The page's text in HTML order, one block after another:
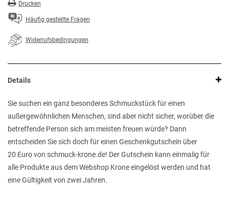
Drucken
Häufig gestellte Fragen
Widerrufsbedingungen
Details
Sie suchen ein ganz besonderes Schmuckstück für einen
außergewöhnlichen Menschen, sind aber nicht sicher, worüber die
betreffende Person sich am meisten freuen würde? Dann
entscheiden Sie sich doch für einen Geschenkgutschein über
20 Euro von schmuck-krone.de! Der Gutschein kann einmalig für
alle Produkte aus dem Webshop Krone eingelöst werden und hat
eine Gültigkeit von zwei Jahren.